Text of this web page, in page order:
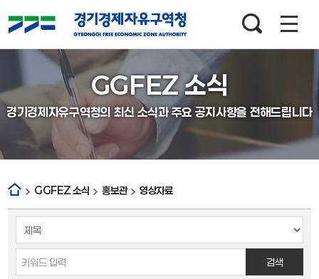
GGFEZ 소식
경기경제자유구역청의 최신 소식과 주요 공지사항을 전해드립니다
GGFEZ 소식 홍보관 영상자료
게시판
검색
게시글의
분야,
검색